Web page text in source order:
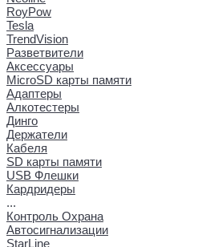
RoyPow
Tesla
TrendVision
Разветвители
Аксессуары
MicroSD карты памяти
Адаптеры
Алкотестеры
Динго
Держатели
Кабеля
SD карты памяти
USB Флешки
Кардридеры
...
Контроль Охрана
Автосигнализации
StarLine